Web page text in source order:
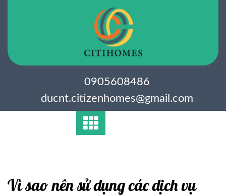
0905608486
ducnt.citizenhomes@gmail.com
Vì sao nên sử dụng các dịch vụ